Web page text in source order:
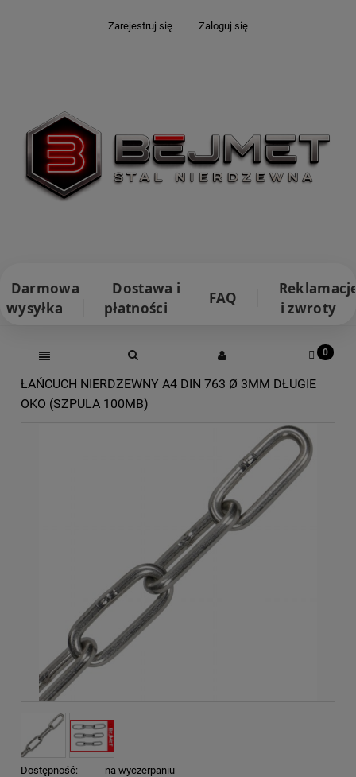
Zarejestruj się Zaloguj się
Darmowa
wysyłka
Dostawa i
płatności
FAQ
i zwroty
ŁAŃCUCH NIERDZEWNY A4 DIN 763 Ø 3MM DŁUGIE
OKO (SZPULA 100MB)
Dostępność:
na wyczerpaniu